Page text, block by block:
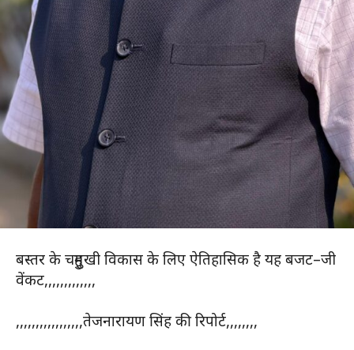
बस्तर के चहुमुखी विकास के लिए ऐतिहासिक है यह बजट–जी
वेंकट,,,,,,,,,,,,,
,,,,,,,,,,,,,,,,,तेजनारायण सिंह की रिपोर्ट,,,,,,,,